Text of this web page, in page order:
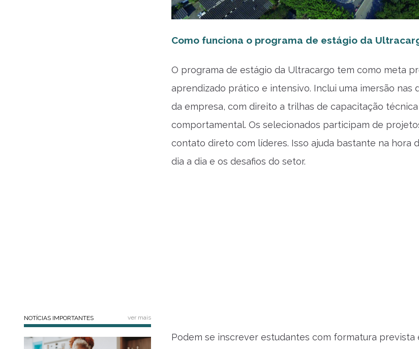
Como funciona o programa de estágio da
O programa de estágio da Ultracargo tem como meta
aprendizado prático e intensivo. Inclui uma imersão nas
da empresa, com direito a trilhas de capacitação
comportamental. Os selecionados participam de
contato direto com líderes. Isso ajuda bastante na hora
dia a dia e os desafios do setor.
Podem se inscrever estudantes com formatura prevista
NOTÍCIAS IMPORTANTES ver mais